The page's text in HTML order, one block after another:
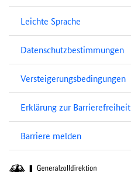
Leichte Sprache
Datenschutzbestimmungen
Versteigerungsbedingungen
Erklärung zur Barrierefreiheit
Barriere melden